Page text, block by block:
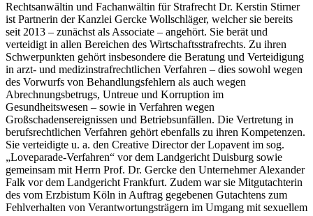
Rechtsanwältin und Fachanwältin für Strafrecht Dr. Kerstin Stirner
ist Partnerin der Kanzlei Gercke Wollschläger, welcher sie bereits
seit 2013 – zunächst als Associate – angehört. Sie berät und
verteidigt in allen Bereichen des Wirtschaftsstrafrechts. Zu ihren
Schwerpunkten gehört insbesondere die Beratung und Verteidigung
in arzt- und medizinstrafrechtlichen Verfahren – dies sowohl wegen
des Vorwurfs von Behandlungsfehlern als auch wegen
Abrechnungsbetrugs, Untreue und Korruption im
Gesundheitswesen – sowie in Verfahren wegen
Großschadensereignissen und Betriebsunfällen. Die Vertretung in
berufsrechtlichen Verfahren gehört ebenfalls zu ihren Kompetenzen.
Sie verteidigte u. a. den Creative Director der Lopavent im sog.
„Loveparade-Verfahren“ vor dem Landgericht Duisburg sowie
gemeinsam mit Herrn Prof. Dr. Gercke den Unternehmer Alexander
Falk vor dem Landgericht Frankfurt. Zudem war sie Mitgutachterin
des vom Erzbistum Köln in Auftrag gegebenen Gutachtens zum
Fehlverhalten von Verantwortungsträgern im Umgang mit sexuellem